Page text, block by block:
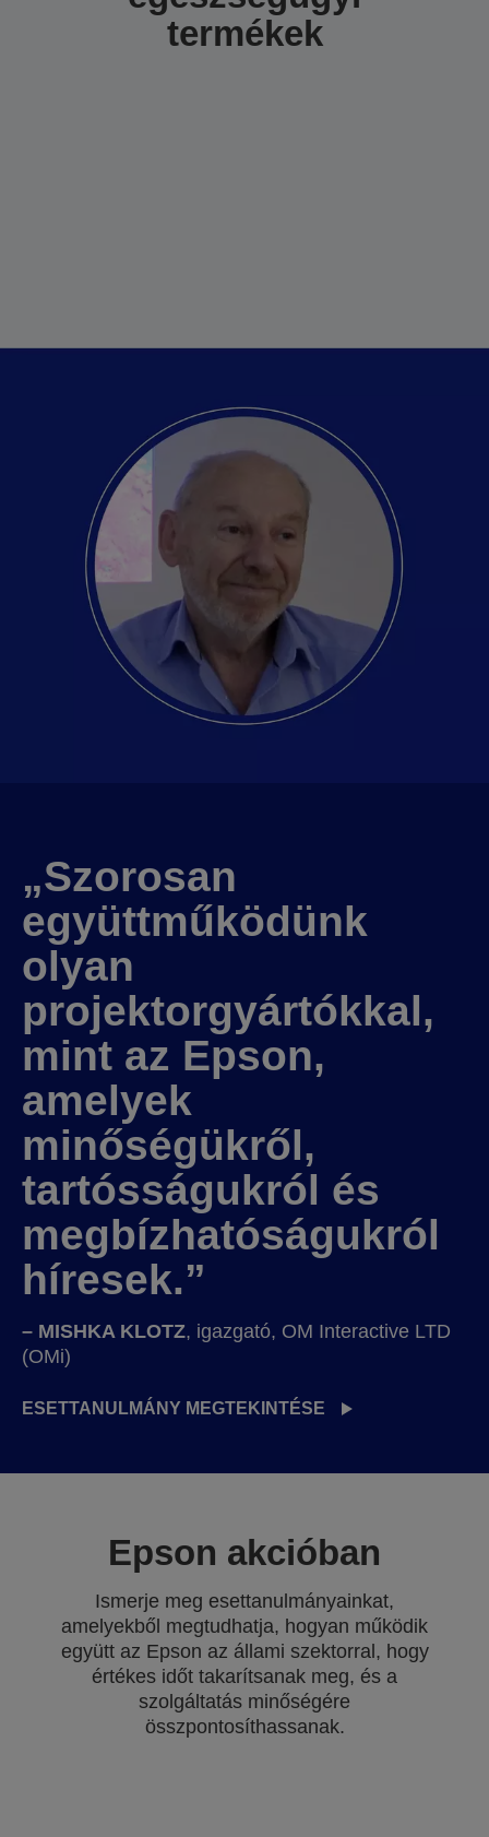
termékek
„Szorosan
együttműködünk
olyan
projektorgyártókkal,
mint az Epson,
amelyek
minőségükről,
tartósságukról és
megbízhatóságukról
híresek.”
– MISHKA KLOTZ, igazgató, OM Interactive LTD
(OMi)
ESETTANULMÁNY MEGTEKINTÉSE
Epson akcióban
Ismerje meg esettanulmányainkat,
amelyekből megtudhatja, hogyan működik
együtt az Epson az állami szektorral, hogy
értékes időt takarítsanak meg, és a
szolgáltatás minőségére
összpontosíthassanak.